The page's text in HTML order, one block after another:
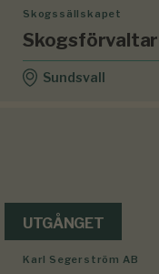
Skogssällskapet
Sundsvall
UTGÅNGET
Karl Segerström AB